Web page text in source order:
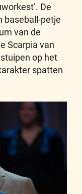
De
baseball-petje
van de
Scarpia van
op het
spatten